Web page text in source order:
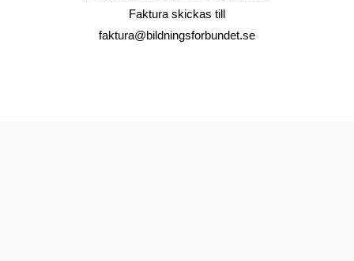
Faktura skickas till
faktura@bildningsforbundet.se